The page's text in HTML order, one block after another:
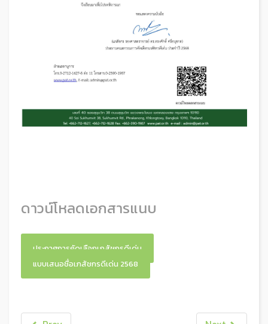
ดาวน์โหลดเอกสารแนบ
ประกาศการคัดเลือกเภสัชกรดีเด่น
แบบเสนอชื่อเภสัชกรดีเด่น 2568